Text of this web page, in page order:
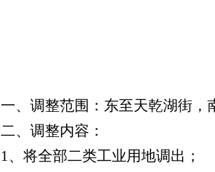
一、调整范围：东至天乾湖街
二、调整内容：
1、将全部二类工业用地调出；